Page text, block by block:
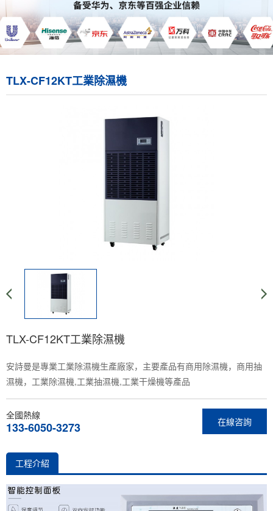
TLX-CF12KT工業除濕機
TLX-CF12KT工業除濕機
安詩曼是專業工業除濕機生產廠家，主要產品有商用除濕機，商用抽
濕機，工業除濕機,工業抽濕機,工業干燥機等產品
在線咨詢
全國熱線
133-6050-3273
工程介紹